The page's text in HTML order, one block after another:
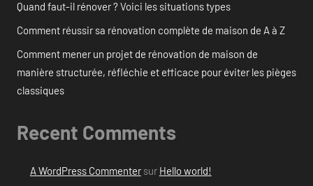
Quand faut-il rénover ? Voici les situations types
Comment réussir sa rénovation complète de maison de A à Z
Comment mener un projet de rénovation de maison de
manière structurée, réfléchie et efficace pour éviter les pièges
classiques
Recent Comments
A WordPress Commentersur Hello world!